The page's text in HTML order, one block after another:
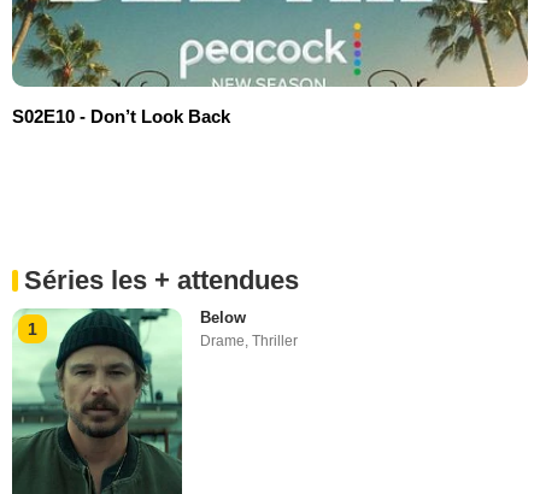
S02E10 - Don’t Look Back
Séries les + attendues
1
Below
Drame,Thriller